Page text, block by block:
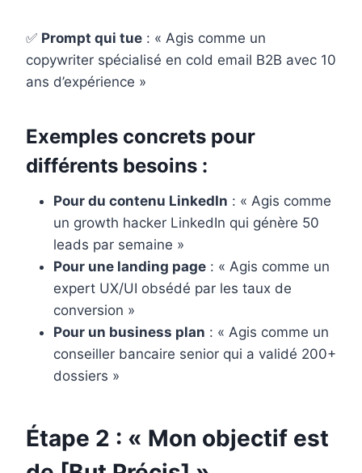
✅ Prompt qui tue : « Agis comme un
copywriter spécialisé en cold email B2B avec 10
ans d’expérience »
Exemples concrets pour
différents besoins :
Pour du contenu LinkedIn : « Agis comme
un growth hacker LinkedIn qui génère 50
leads par semaine »
Pour une landing page : « Agis comme un
expert UX/UI obsédé par les taux de
conversion »
Pour un business plan : « Agis comme un
conseiller bancaire senior qui a validé 200+
dossiers »
Étape 2 : « Mon objectif est